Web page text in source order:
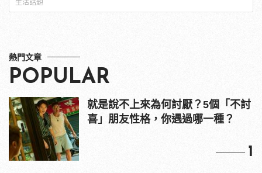
生活話題
熱門文章
POPULAR
就是說不上來為何討厭？5個「不討
喜」朋友性格，你遇過哪一種？
1